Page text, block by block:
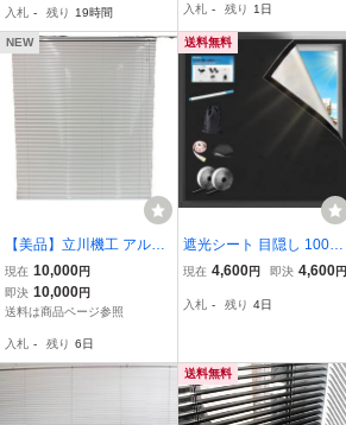
6,800円のお品
入札 - 残り 19時間
談 ※在庫有【シンオ
ク】【引取限定】
入札 - 残り 1日
NEW
【美品】立川機工 アルミ
ブラインド W1720×H200
0 ホワイト 2024年製 遮光
窓用 ブラインド
現在 10,000円
即決 10,000円
送料は商品ページ参照
入札 - 残り 6日
送料無料
遮光シート 目隠し 100%
完全遮光 断熱 420dオッ
け 遮熱 UVカット 日差
現在 4,600円 即決 4,600円
入札 - 残り 4日
送料無料